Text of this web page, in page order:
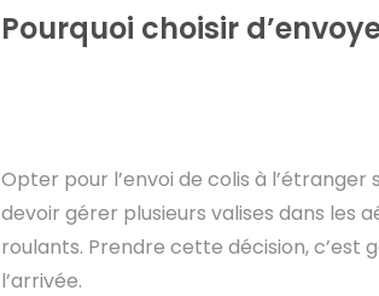
Pourquoi choisir
Opter pour l’envoi de colis à
devoir gérer plusieurs valises dans les
roulants. Prendre cette décision, c’est
l’arrivée.